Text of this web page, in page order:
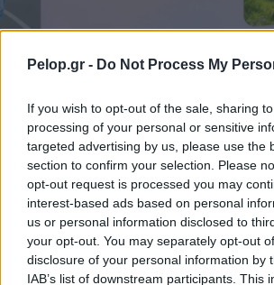
Pelop.gr - Do Not Process My
If you wish to opt-out of the sale, sharing
processing of your personal or sensitive
targeted advertising by us, please use the
section to confirm your selection. Please
opt-out request is processed you may
interest-based ads based on personal
us or personal information disclosed to
your opt-out. You may separately opt-out
disclosure of your personal information by
IAB’s list of downstream participants. This
Η Meta παραδέχεται παραβίαση από